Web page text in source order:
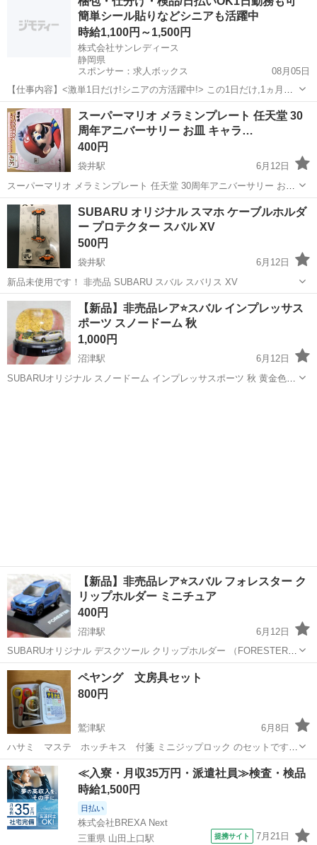
簡単シール貼りなどシニアも活躍中
時給1,100円～1,500円
株式会社サンレディース
静岡県
スポンサー：求人ボックス
08月05日
【仕事内容】<激単1日だけ!シニアの方活躍中!> この1日だけ,1ヵ月間
だけ,4時間だけなど あなた優先で自由に決めれます! シニア・60代・
70代の方を 積極的に採用中 たくさんご活躍いただいてます こんなお
仕事をお願いします!...
アルバイト・パート
スーパーマリオ メラミンプレート 任天堂 30
周年アニバーサリー お皿 キャラ…
400円
袋井駅
6月12日
スーパーマリオ メラミンプレート 任天堂 30周年アニバーサリー お皿
キャラクター 新品未使用ですが、長期自宅保管品です。 非売品 ノベ
リティグッズ ノークレーム、ノーリターンでお願い致します！
静岡 周智郡 ノベルティグッズ スーパーマリオ
SUBARU オリジナル スマホ ケーブルホルダ
ー プロテクター スバル XV
500円
袋井駅
6月12日
新品未使用です！ 非売品 SUBARU スバル スバリス XV
静岡 周智郡 袋井駅 ノベルティグッズ プロテクター
【新品】非売品レア⭐️スバル インプレッサス
ポーツ スノードーム 秋
1,000円
沼津駅
6月12日
SUBARUオリジナル スノードーム インプレッサスポーツ 秋 黄金色の
【新品】非売品レア⭐️スバル フォレスター ク
リップホルダー ミニチュア
400円
沼津駅
6月12日
SUBARUオリジナル デスクツール クリップホルダー （FORESTER／
デイブレイクブルー・パール） メタリックなブルーカラーがカッコい
いフォレスターのクリップホルダー。 丸みを帯びた円柱形の突起部分
にマグネットが内蔵...
静岡 沼津市 沼津駅 ノベルティグッズ
ペヤング 文房具セット
800円
鷲津駅
6月8日
ハサミ マステ ホッチキス 付箋 ミニジップロック のセットです☆
未使用品❗️ 何か質問などありましたら お気軽にお声掛けください
m(__)m
静岡 湖西市 鷲津駅 ノベルティグッズ
≪入寮・月収35万円・派遣社員≫検査・検品
時給1,500円
日払い
株式会社BREXA Next
三重県 山田上口駅
提携サイト 7月21日